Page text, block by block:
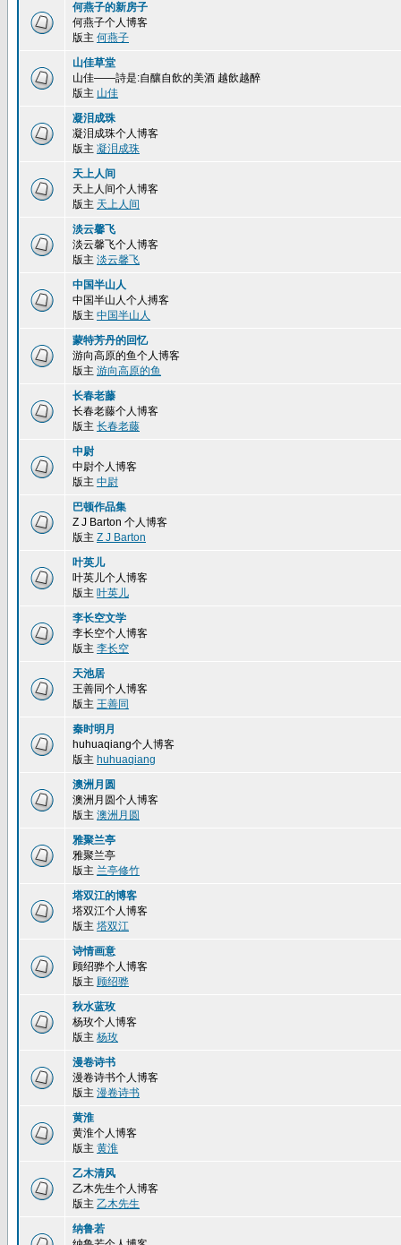
何燕子的新房子
何燕子个人博客
版主 何燕子
山佳草堂
山佳——詩是:自釀自飲的美酒 越飲越醉
版主 山佳
凝泪成珠
凝泪成珠个人博客
版主 凝泪成珠
天上人间
天上人间个人博客
版主 天上人间
淡云馨飞
淡云馨飞个人博客
版主 淡云馨飞
中国半山人
中国半山人个人搏客
版主 中国半山人
蒙特芳丹的回忆
游向高原的鱼个人博客
版主 游向高原的鱼
长春老藤
长春老藤个人博客
版主 长春老藤
中尉
中尉个人博客
版主 中尉
巴顿作品集
Z J Barton 个人博客
版主 Z J Barton
叶英儿
叶英儿个人博客
版主 叶英儿
李长空文学
李长空个人博客
版主 李长空
天池居
王善同个人博客
版主 王善同
秦时明月
huhuaqiang个人博客
版主 huhuaqiang
澳洲月圆
澳洲月圆个人博客
版主 澳洲月圆
雅聚兰亭
雅聚兰亭
版主 兰亭修竹
塔双江的博客
塔双江个人博客
版主 塔双江
诗情画意
顾绍骅个人博客
版主 顾绍骅
秋水蓝玫
杨玫个人博客
版主 杨玫
漫卷诗书
漫卷诗书个人博客
版主 漫卷诗书
黄淮
黄淮个人博客
版主 黄淮
乙木清风
乙木先生个人博客
版主 乙木先生
纳鲁若